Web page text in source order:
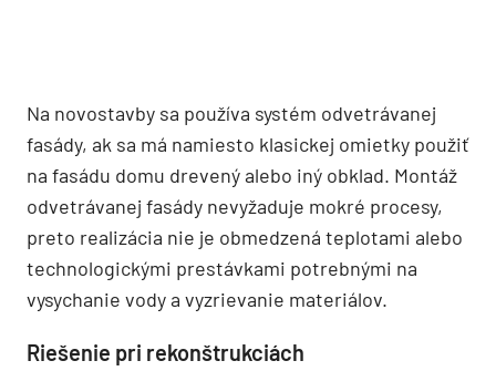
Na novostavby sa používa systém odvetrávanej
fasády, ak sa má namiesto klasickej omietky použiť
na fasádu domu drevený alebo iný obklad. Montáž
odvetrávanej fasády nevyžaduje mokré procesy,
preto realizácia nie je obmedzená teplotami alebo
technologickými prestávkami potrebnými na
vysychanie vody a vyzrievanie materiálov.
Riešenie pri rekonštrukciách